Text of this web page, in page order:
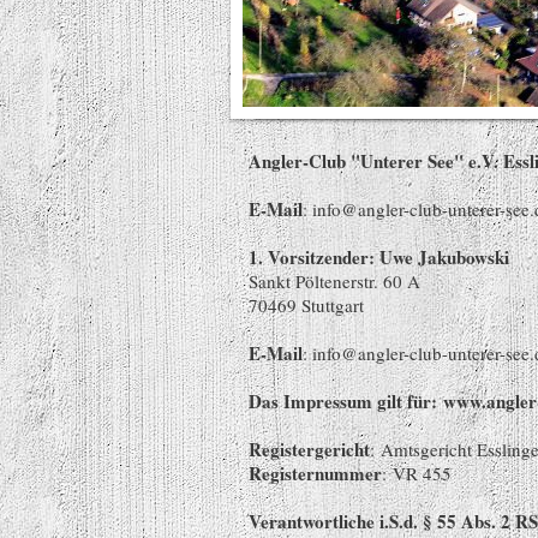
Angler-Club "Unterer See" e.V.
E-Mail: info@angler-club-unterer-
1. Vorsitzender: Uwe Jakubowski
Sankt Pöltenerstr. 60 A
70469 Stuttgart
E-Mail: info@angler-club-unterer-
Das Impressum gilt für:
Registergericht: Amtsgericht
Registernummer: VR 455
Verantwortliche i.S.d. § 55 Abs. 2